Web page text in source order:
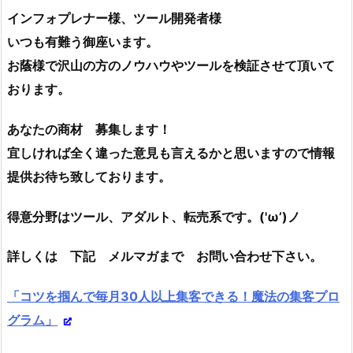
インフォプレナー様、ツール開発者様
いつも有難う御座います。
お蔭様で沢山の方のノウハウやツールを検証させて頂いて
おります。
あなたの商材 募集します！
宜しければ全く違った意見も言えるかと思いますので情報
提供お待ち致しております。
得意分野はツール、アダルト、転売系です。('ω’)ノ
詳しくは 下記 メルマガまで お問い合わせ下さい。
「コツを掴んで毎月30人以上集客できる！魔法の集客プロ
グラム」